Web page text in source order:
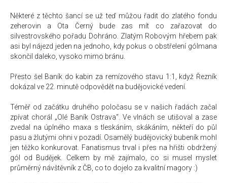
Některé z těchto šancí se už teď můžou řadit do zlatého fondu
zeherovin a Ota Černý bude zas mít co zařazovat do
silvestrovského pořadu Dohráno. Zlatým Robovým hřebem pak
asi byl nájezd jeden na jednoho, kdy pokus o obstřelení gólmana
skončil daleko, vysoko mimo bránu.
Přesto šel Baník do kabin za remízového stavu 1:1, když Řezník
dokázal ve 22. minutě odpovědět na budějovické vedení.
Téměř od začátku druhého poločasu se v našich řadách začal
zpívat chorál „Olé Baník Ostrava“. Ve vlnách se utišoval a zase
zvedal na úplného maxa s tleskáním, skákáním, někteří do půl
pasu a žlutými ohni v pozadí. Osamělý budějovický bubeník mohl
jen těžko konkurovat. Fanatismus trval i přes na hřišti obdržený
gól od Budějek. Celkem by mě zajímalo, co si musel myslet
průměrný návštěvník z ČB, co to dojelo za kvalitní magory :)